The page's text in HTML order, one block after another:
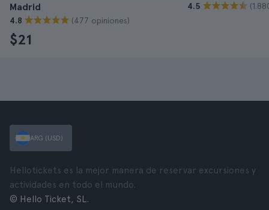
Madrid
4.8 (477 opiniones)
$21
4.5
ARG (USD)
Hellotickets es la mejor manera de reservar excursiones y
actividades en todo el mundo.
© Hello Ticket, SL.